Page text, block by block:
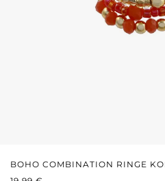
BOHO COMBINATION RINGE